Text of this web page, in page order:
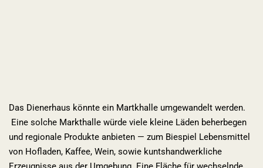
Das Dienerhaus könnte ein Martkhalle umgewandelt werden.
Eine solche Markthalle würde viele kleine Läden beherbegen
und regionale Produkte anbieten — zum Biespiel Lebensmittel
von Hofladen, Kaffee, Wein, sowie kuntshandwerkliche